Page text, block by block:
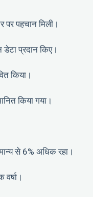
पर पहचान मिली।
प्रदान किए।
किया।
किया गया।
से 6% अधिक रहा।